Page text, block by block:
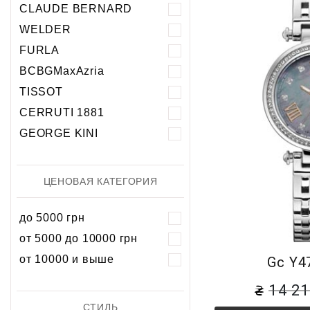
Хронограф
Механика
Календарь
Хронограф
Механика
CLAUDE BERNARD
WELDER
FURLA
BCBGMaxAzria
TISSOT
CERRUTI 1881
GEORGE KINI
ЦЕНОВАЯ КАТЕГОРИЯ
до 5000 грн
от 5000 до 10000 грн
от 10000 и выше
СТИЛЬ
Gc
14